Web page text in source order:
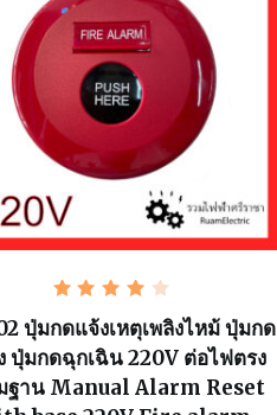
คะแนน
4.00
ตั้งแต่
1-5
คะแนน
ปุ่มกดแจ้งเหตุเพลิงไหม้ ปุ่มกด
ปุ่มกดฉุกเฉิน 220V ต่อไฟตรง
ฐาน Manual Alarm Reset